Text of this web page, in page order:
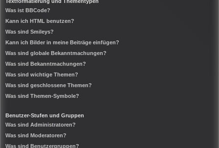
Was ist BBCode?
Kann ich HTML benutzen?
Was sind Smileys?
Kann ich Bilder in meine Beiträge einfügen?
Was sind globale Bekanntmachungen?
Was sind Bekanntmachungen?
Was sind wichtige Themen?
Was sind geschlossene Themen?
Was sind Themen-Symbole?
Benutzer-Stufen und Gruppen
Was sind Administratoren?
Was sind Moderatoren?
Was sind Benutzergruppen?